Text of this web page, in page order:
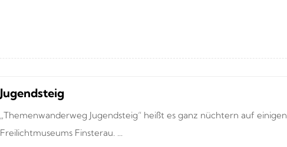
Jugendsteig
„Themenwanderweg Jugendsteig“ heißt es ganz nüchtern auf
Freilichtmuseums Finsterau. ...